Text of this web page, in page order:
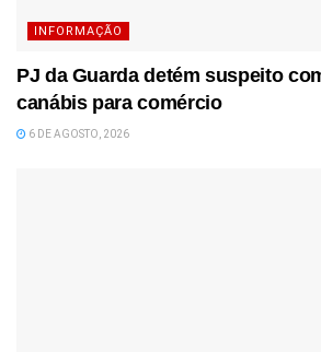
INFORMAÇÃO
PJ da Guarda detém suspeito
canábis para comércio
6 DE AGOSTO, 2026